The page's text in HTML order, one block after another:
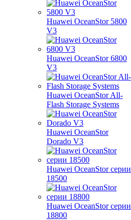
Huawei OceanStor 5800
V3
Huawei OceanStor 6800
V3
Huawei OceanStor All-
Flash Storage Systems
Huawei OceanStor
Dorado V3
Huawei OceanStor серии
18500
Huawei OceanStor серии
18800